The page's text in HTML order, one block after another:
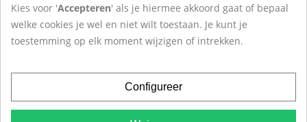
Krokus 20
1619BD Andijk
Tel:+31(0)228-527 263
Kies voor 'Accepteren' als je hiermee akkoord gaat of bepaal
welke cookies je wel en niet wilt toestaan. Je kunt je
toestemming op elk moment wijzigen of intrekken.
Configureer